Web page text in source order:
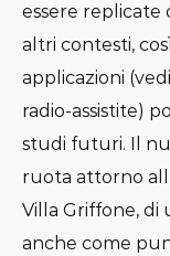
essere replicate
altri contesti,
applicazioni
radio-assistite)
studi futuri. Il
ruota attorno
Villa Griffone, di
anche come